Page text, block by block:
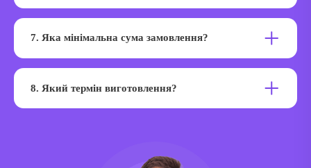
7. Яка мінімальна сума замовлення?
8. Який термін виготовлення?